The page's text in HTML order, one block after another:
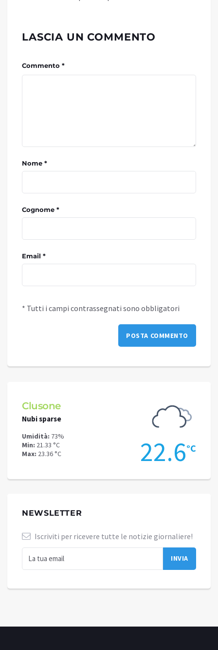
LASCIA UN COMMENTO
Commento *
Nome *
Cognome *
Email *
* Tutti i campi contrassegnati sono obbligatori
Clusone
Nubi sparse
Umidità: 73%
Min: 21.33 °C
Max: 23.36 °C 22.6°C
NEWSLETTER
Iscriviti per ricevere tutte le notizie giornaliere!